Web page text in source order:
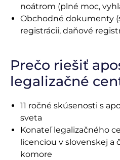
noátrom (plné moc,
Obchodné dokumenty
registrácii, daňové
Prečo riešiť
legalizačné
11 ročné skúsenosti s
sveta
Konateľ legalizačného
licenciou v slovenskej a
komore